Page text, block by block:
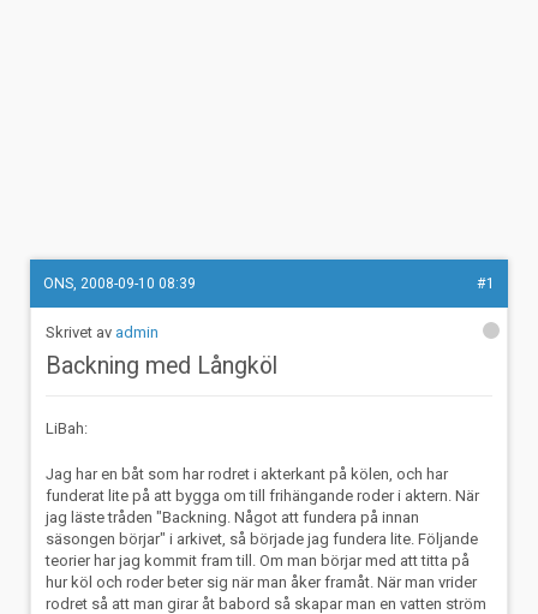
ONS, 2008-09-10 08:39 #1
admin
Backning med Långköl
LiBah:
Jag har en båt som har rodret i akterkant på kölen, och har
funderat lite på att bygga om till frihängande roder i aktern. När
jag läste tråden "Backning. Något att fundera på innan
säsongen börjar" i arkivet, så började jag fundera lite. Följande
teorier har jag kommit fram till. Om man börjar med att titta på
hur köl och roder beter sig när man åker framåt. När man vrider
rodret så att man girar åt babord så skapar man en vatten ström